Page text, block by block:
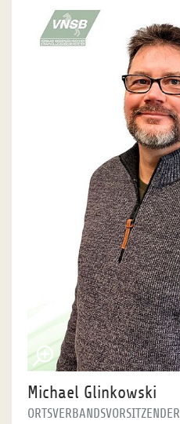
Michael Glinkowski
ORTSVERBANDSVORSITZENDER